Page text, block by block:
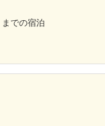
での宿泊